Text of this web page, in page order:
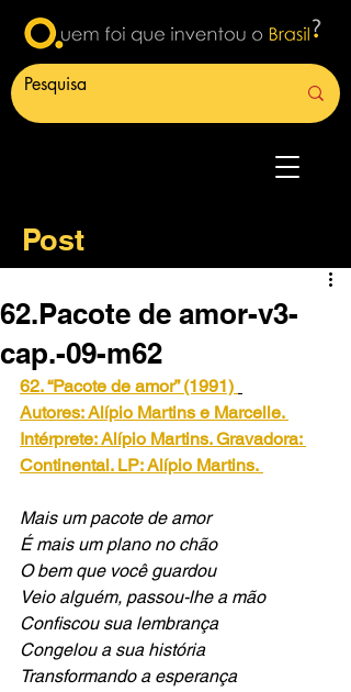
Post
62.Pacote de amor-v3-
cap.-09-m62
62. “Pacote de amor” (1991)
Autores: Alípio Martins e Marcelle.
Intérprete: Alípio Martins. Gravadora:
Continental. LP: Alípio Martins.
Mais um pacote de amor
É mais um plano no chão
O bem que você guardou
Veio alguém, passou-lhe a mão
Confiscou sua lembrança
Congelou a sua história
Transformando a esperança